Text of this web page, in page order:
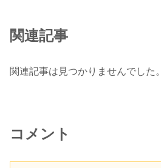
関連記事
関連記事は見つかりませんでした。
コメント